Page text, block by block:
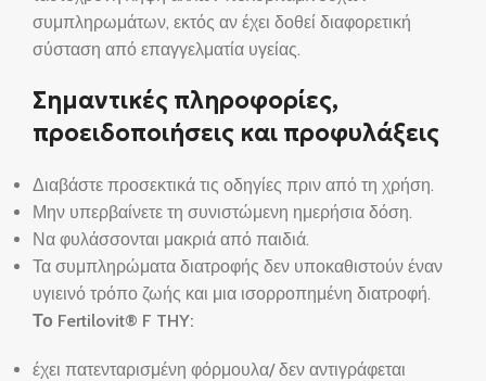
συμπληρωμάτων, εκτός αν έχει δοθεί διαφορετική
σύσταση από επαγγελματία υγείας.
Σημαντικές πληροφορίες,
προειδοποιήσεις και προφυλάξεις
Διαβάστε προσεκτικά τις οδηγίες πριν από τη χρήση.
Μην υπερβαίνετε τη συνιστώμενη ημερήσια δόση.
Να φυλάσσονται μακριά από παιδιά.
Τα συμπληρώματα διατροφής δεν υποκαθιστούν έναν
υγιεινό τρόπο ζωής και μια ισορροπημένη διατροφή.
Το Fertilovit® F THY:
έχει πατενταρισμένη φόρμουλα/ δεν αντιγράφεται